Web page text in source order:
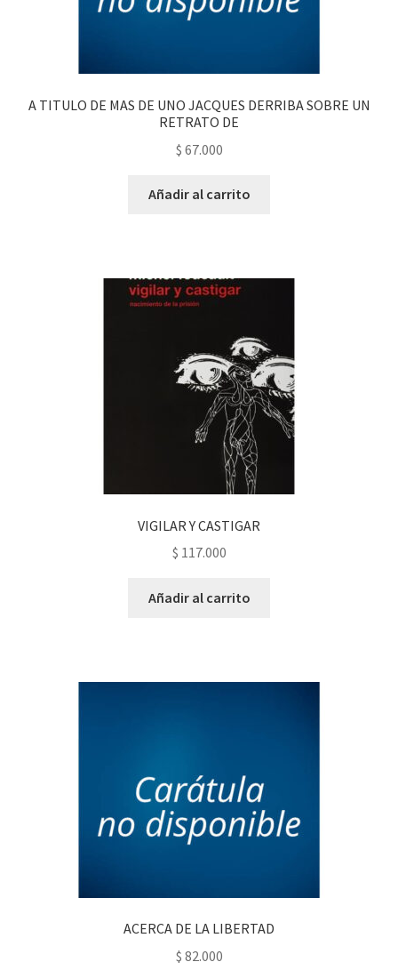
A TITULO DE MAS DE UNO JACQUES DERRIBA SOBRE UN
RETRATO DE
$ 67.000
Añadir al carrito
VIGILAR Y CASTIGAR
$ 117.000
Añadir al carrito
ACERCA DE LA LIBERTAD
$ 82.000